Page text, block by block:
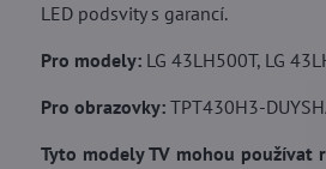
LED podsvity s garancí.
Pro modely:LG 43LH500T, LG
Pro obrazovky: TPT430H3-
Tyto modely TV mohou používat